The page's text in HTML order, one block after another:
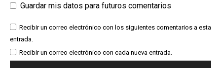
Guardar mis datos para futuros comentarios
Recibir un correo electrónico con los siguientes comentarios a esta
entrada.
Recibir un correo electrónico con cada nueva entrada.